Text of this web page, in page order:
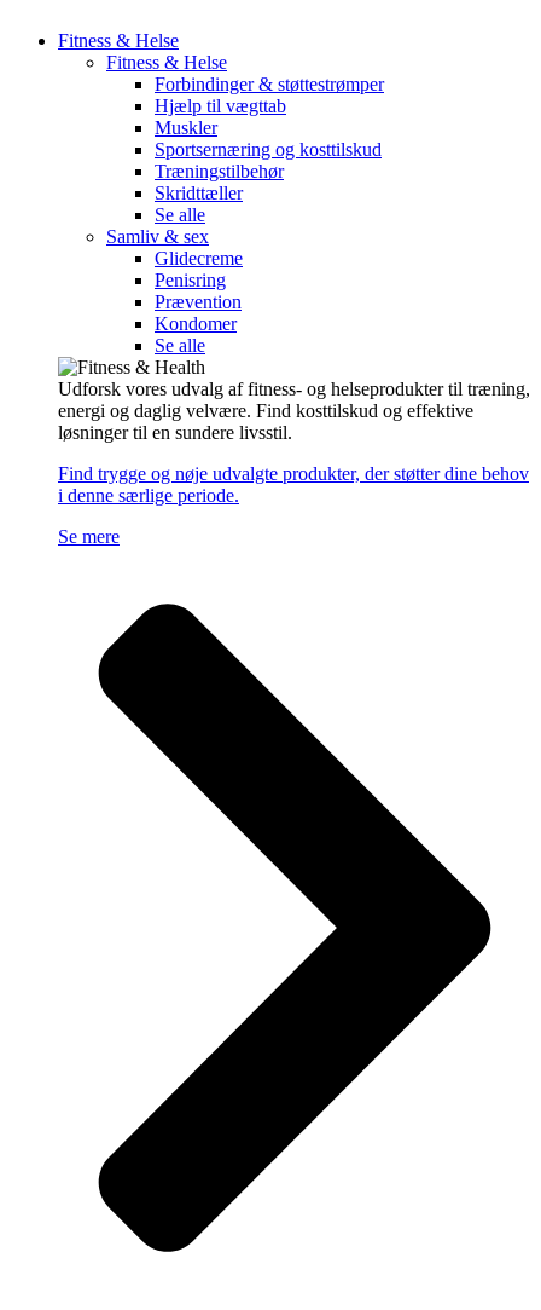
Fitness & Helse
Fitness & Helse
Forbindinger & støttestrømper
Hjælp til vægttab
Muskler
Sportsernæring og kosttilskud
Træningstilbehør
Skridttæller
Se alle
Samliv & sex
Glidecreme
Penisring
Prævention
Kondomer
Se alle
Udforsk vores udvalg af fitness- og helseprodukter til træning,
energi og daglig velvære. Find kosttilskud og effektive
løsninger til en sundere livsstil.
Find trygge og nøje udvalgte produkter, der støtter dine behov
i denne særlige periode.
Se mere